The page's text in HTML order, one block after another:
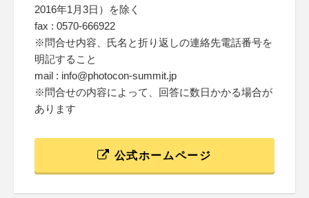
2016年1月3日）を除く
fax : 0570-666922
※問合せ内容、氏名と折り返しの連絡先電話番号を
明記すること
mail : info@photocon-summit.jp
※問合せの内容によって、回答に数日かかる場合が
あります
公式ホームページ